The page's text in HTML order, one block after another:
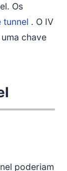
Os
tunnel . O IV
chave
poderiam